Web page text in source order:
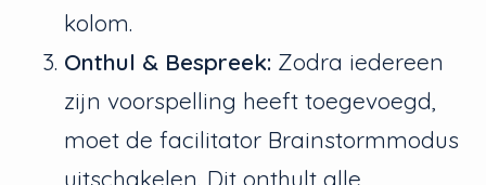
kolom.
Onthul & Bespreek: Zodra iedereen
zijn voorspelling heeft toegevoegd,
moet de facilitator Brainstormmodus
uitschakelen. Dit onthult alle